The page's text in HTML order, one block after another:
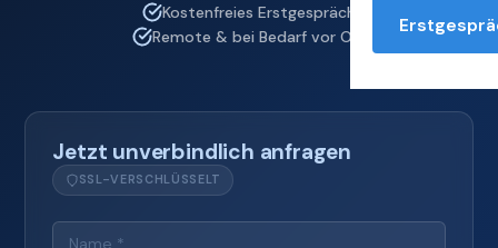
Kostenfreies Erstgespräch
Remote & bei Bedarf vor Ort
Jetzt unverbindlich anfragen
SSL-VERSCHLÜSSELT